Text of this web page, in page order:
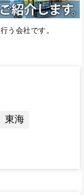
う会社です。
東海